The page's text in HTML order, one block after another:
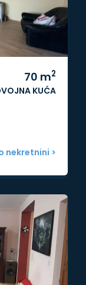
70 m2
KUĆA
nekretnini >